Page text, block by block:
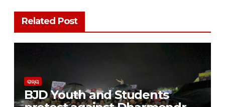
Related Post
ରାଜ୍ୟ
BJD Youth and Students